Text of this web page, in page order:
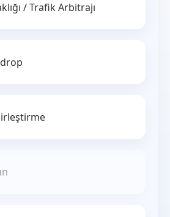
/ Trafik Arbitrajı